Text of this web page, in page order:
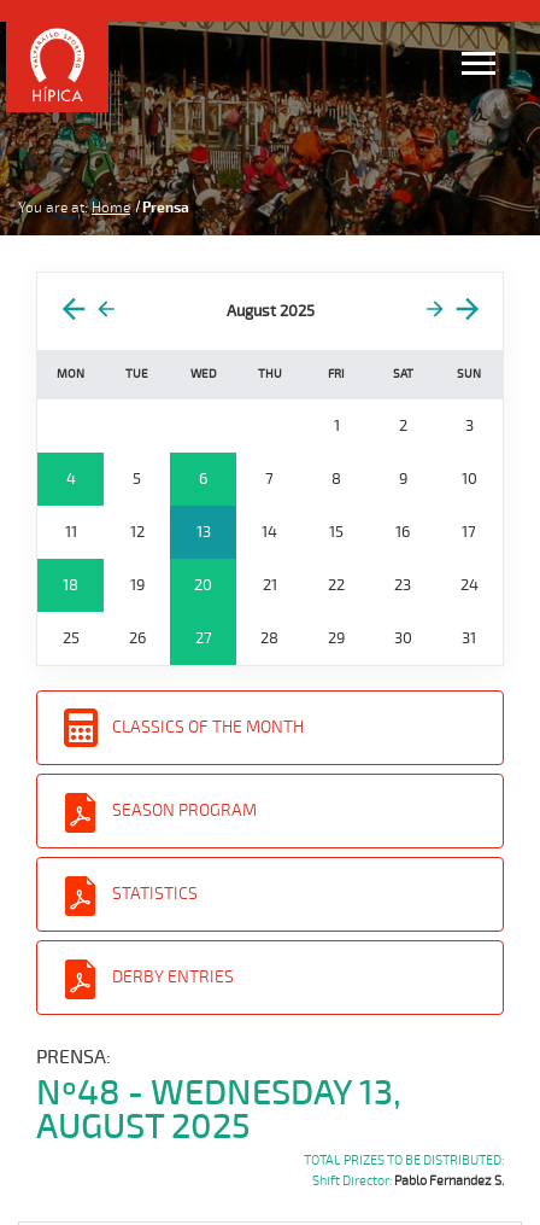
You are at: Home Prensa
August 2025
MON TUE WED THU FRI SAT SUN
1 2 3
4 5 6 7 8 9 10
11 12 13 14 15 16 17
18 19 20 21 22 23 24
25 26 27 28 29 30 31
CLASSICS OF THE MONTH
SEASON PROGRAM
STATISTICS
DERBY ENTRIES
PRENSA:
Nº48 - WEDNESDAY 13,
AUGUST 2025
TOTAL PRIZES TO BE DISTRIBUTED:
Shift Director: Pablo Fernandez S.